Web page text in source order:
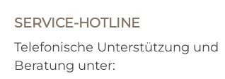
SERVICE-HOTLINE
Telefonische Unterstützung und
Beratung unter: